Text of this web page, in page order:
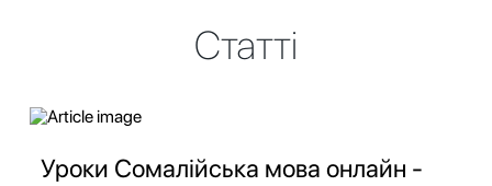
Статті
Уроки Сомалійська мова онлайн -